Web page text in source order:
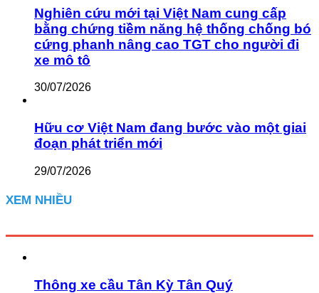
Nghiên cứu mới tại Việt Nam cung cấp
bằng chứng tiềm năng hệ thống chống bó
cứng phanh nâng cao TGT cho người đi
xe mô tô
30/07/2026
Hữu cơ Việt Nam đang bước vào một giai
đoạn phát triển mới
29/07/2026
XEM NHIỀU
Thông xe cầu Tân Kỳ Tân Quý